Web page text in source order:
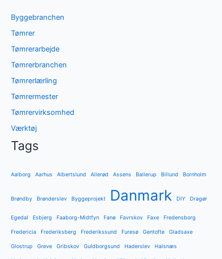
Byggebranchen
Tømrer
Tømrerarbejde
Tømrerbranchen
Tømrerlærling
Tømrermester
Tømrervirksomhed
Værktøj
Tags
Aalborg Aarhus Albertslund Allerød Assens Ballerup Billund Bornholm
Brøndby Brønderslev Byggeprojekt Danmark DIY Dragør
Egedal Esbjerg Faaborg-Midtfyn Fanø Favrskov Faxe Fredensborg
Fredericia Frederiksberg Frederikssund Furesø Gentofte Gladsaxe
Glostrup Greve Gribskov Guldborgsund Haderslev Halsnæs